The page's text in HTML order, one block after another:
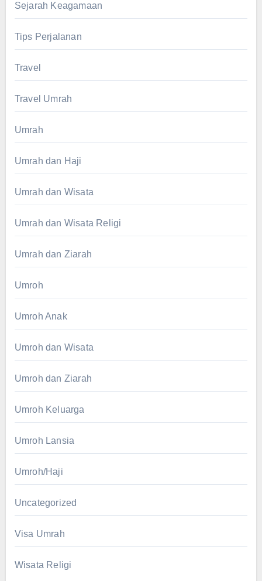
Sejarah Keagamaan
Tips Perjalanan
Travel
Travel Umrah
Umrah
Umrah dan Haji
Umrah dan Wisata
Umrah dan Wisata Religi
Umrah dan Ziarah
Umroh
Umroh Anak
Umroh dan Wisata
Umroh dan Ziarah
Umroh Keluarga
Umroh Lansia
Umroh/Haji
Uncategorized
Visa Umrah
Wisata Religi